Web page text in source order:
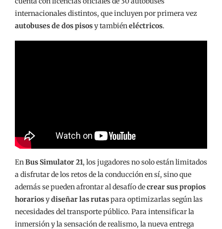
internacionales distintos, que incluyen por primera vez
autobuses de dos pisosy tambiéneléctricos.
EnBus Simulator 21, los jugadores no solo están limitados
a disfrutar de los retos de la conducción en sí, sino que
además se pueden afrontar al desafío decrear sus propios
horariosydiseñar las rutaspara optimizarlas según las
necesidades del transporte público. Para intensificar la
inmersión y la sensación de realismo, la nueva entrega